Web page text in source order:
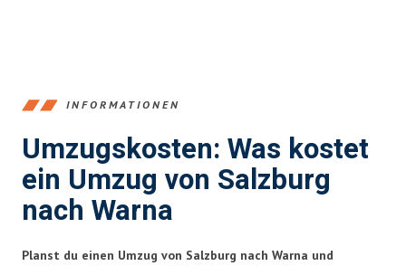
INFORMATIONEN
Umzugskosten: Was kostet
ein Umzug von Salzburg
nach Warna
Planst du einen Umzug von Salzburg nach Warna und